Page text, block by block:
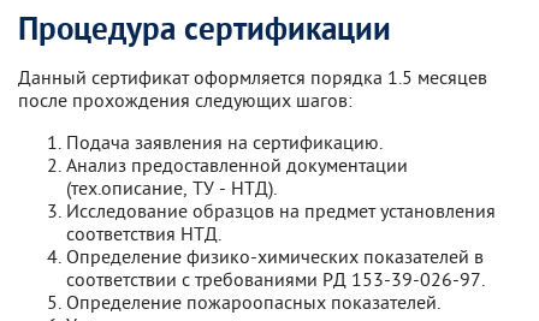
Процедура сертификации
Данный сертификат оформляется порядка 1.5 месяцев
после прохождения следующих шагов:
Подача заявления на сертификацию.
Анализ предоставленной документации
(тех.описание, ТУ - НТД).
Исследование образцов на предмет установления
соответствия НТД.
Определение физико-химических показателей в
соответствии с требованиями РД 153-39-026-97.
Определение пожароопасных показателей.